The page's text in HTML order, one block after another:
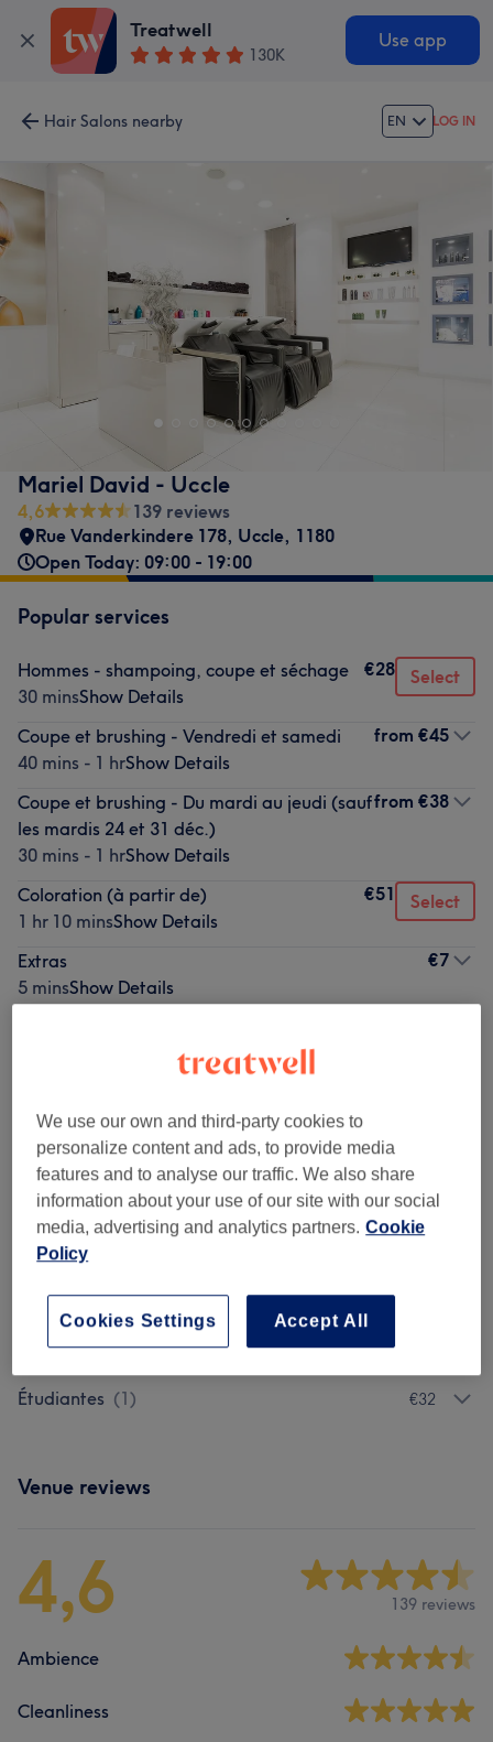
Treatwell
130K
Use app
Hair Salons nearby EN LOG IN
Mariel David - Uccle
4,6
139 reviews
Rue Vanderkindere 178, Uccle, 1180
Open Today: 09:00 - 19:00
Popular services
Hommes - shampoing, coupe et séchage
30 minsShow Details
€28 Select
Coupe et brushing - Vendredi et samedi
40 mins - 1 hrShow Details
from €45
Coupe et brushing - Du mardi au jeudi (sauf
les mardis 24 et 31 déc.)
30 mins - 1 hrShow Details
from €38
Coloration (à partir de)
1 hr 10 minsShow Details
€51 Select
Extras
5 minsShow Details
€7
Femmes - Coupe Et Brushing (4)
Femmes - Coloration (4) from €51
Femmes - Soins Des Cheveux (4) from €7
Femmes - Styling (2) from €50
Hommes (1)
Étudiantes (1) €32
Venue reviews
4,6 139 reviews
Ambience
Cleanliness
We use our own and third-party cookies to
personalize content and ads, to provide media
features and to analyse our traffic. We also share
information about your use of our site with our social
media, advertising and analytics partners. Cookie
Policy
Accept All
Cookies Settings